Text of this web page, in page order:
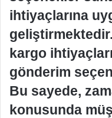
ihtiyaçlarına
kargo
gönderim
Bu sayede,
konusunda